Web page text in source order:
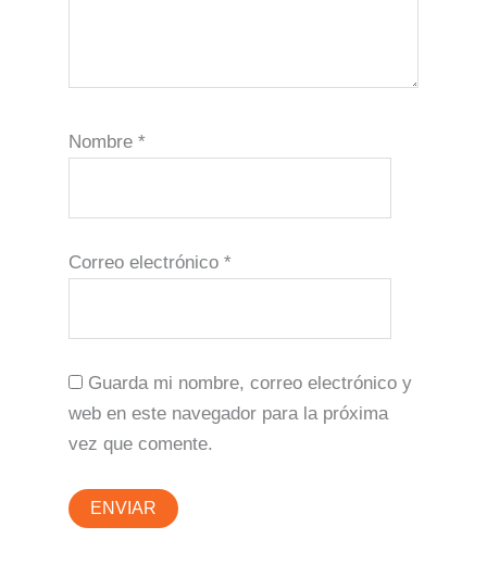
Nombre *
Correo electrónico *
Guarda mi nombre, correo electrónico y
web en este navegador para la próxima
vez que comente.